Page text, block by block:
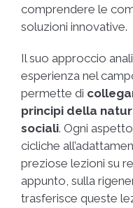
comprendere le
soluzioni innovative.
Il suo approccio
esperienza nel
permette di
principi della
sociali. Ogni
cicliche
preziose lezioni su
appunto, sulla
trasferisce queste